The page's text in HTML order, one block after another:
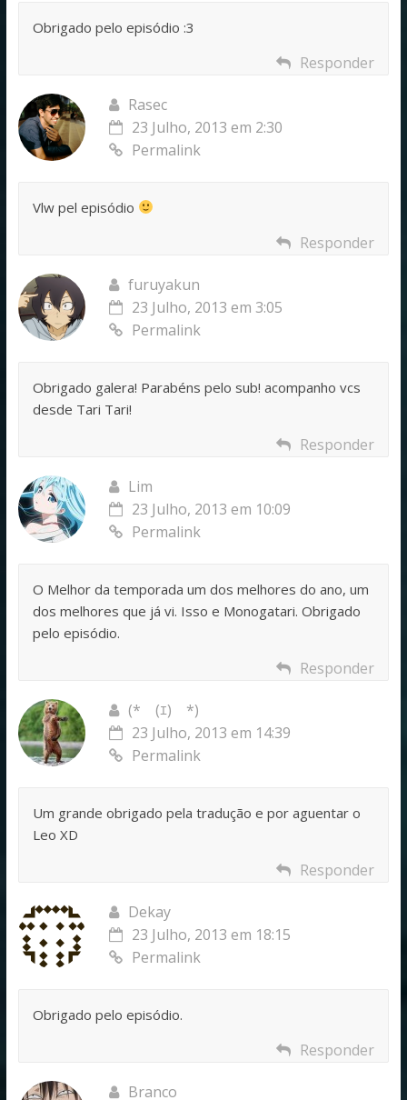
Obrigado pelo episódio :3
Responder
Rasec
23 Julho, 2013 em 2:30
Permalink
Vlw pel episódio
Responder
furuyakun
23 Julho, 2013 em 3:05
Permalink
Obrigado galera! Parabéns pelo sub! acompanho vcs
desde Tari Tari!
Responder
Lim
23 Julho, 2013 em 10:09
Permalink
O Melhor da temporada um dos melhores do ano, um
dos melhores que já vi. Isso e Monogatari. Obrigado
pelo episódio.
Responder
(*￣(ｴ)￣*)
23 Julho, 2013 em 14:39
Permalink
Um grande obrigado pela tradução e por aguentar o
Leo XD
Responder
Dekay
23 Julho, 2013 em 18:15
Permalink
Obrigado pelo episódio.
Responder
Branco